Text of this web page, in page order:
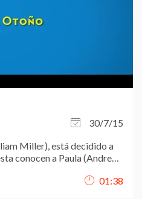
30/7/15
Miller), está decidido a
conocen a Paula (Andrea
mujer de Pablo (Eduardo01:38